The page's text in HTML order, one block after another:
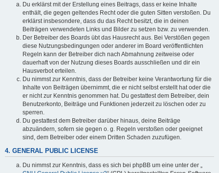
Du erklärst mit der Erstellung eines Beitrags, dass er keine Inhalte
enthält, die gegen geltendes Recht oder die guten Sitten verstoßen. Du
erklärst insbesondere, dass du das Recht besitzt, die in deinen
Beiträgen verwendeten Links und Bilder zu setzen bzw. zu verwenden.
Der Betreiber des Boards übt das Hausrecht aus. Bei Verstößen gegen
diese Nutzungsbedingungen oder anderer im Board veröffentlichten
Regeln kann der Betreiber dich nach Abmahnung zeitweise oder
dauerhaft von der Nutzung dieses Boards ausschließen und dir ein
Hausverbot erteilen.
Du nimmst zur Kenntnis, dass der Betreiber keine Verantwortung für die
Inhalte von Beiträgen übernimmt, die er nicht selbst erstellt hat oder die
er nicht zur Kenntnis genommen hat. Du gestattest dem Betreiber, dein
Benutzerkonto, Beiträge und Funktionen jederzeit zu löschen oder zu
sperren.
Du gestattest dem Betreiber darüber hinaus, deine Beiträge
abzuändern, sofern sie gegen o. g. Regeln verstoßen oder geeignet
sind, dem Betreiber oder einem Dritten Schaden zuzufügen.
4. GENERAL PUBLIC LICENSE
Du nimmst zur Kenntnis, dass es sich bei phpBB um eine unter der „